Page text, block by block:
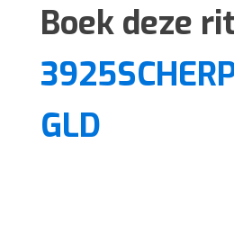
Boek deze
GLD